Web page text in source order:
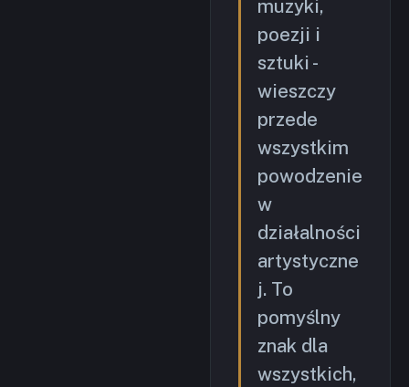
muzyki,
poezji i
sztuki -
wieszczy
przede
wszystkim
powodzenie
w
działalności
artystyczne
j. To
pomyślny
znak dla
wszystkich,